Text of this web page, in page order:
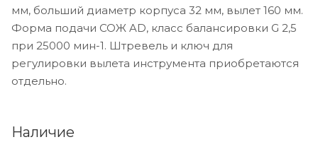
мм, больший диаметр корпуса 32 мм, вылет 160 мм.
Форма подачи СОЖ AD, класс балансировки G 2,5
при 25000 мин-1. Штревель и ключ для
регулировки вылета инструмента приобретаются
отдельно.
Наличие